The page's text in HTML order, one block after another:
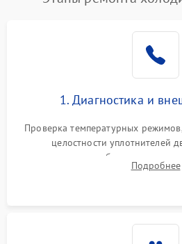
1. Диагностика и
Проверка температурных
целостности уплотнителей
сопротивления обмоток мотора,
считывание кодов ошибок с
Подробнее